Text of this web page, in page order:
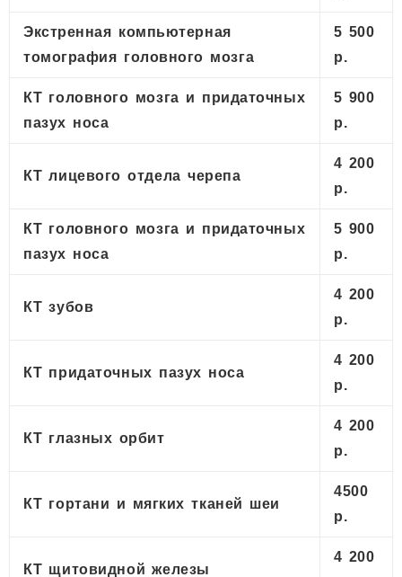
Экстренная компьютерная
томография головного мозга
5 500
р.
КТ головного мозга и придаточных
пазух носа
5 900
р.
КТ лицевого отдела черепа
4 200
р.
КТ головного мозга и придаточных
пазух носа
5 900
р.
КТ зубов
4 200
р.
КТ придаточных пазух носа
4 200
р.
КТ глазных орбит
4 200
р.
КТ гортани и мягких тканей шеи
4500
р.
КТ щитовидной железы
4 200